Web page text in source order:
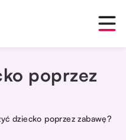
poprzez
dziecko poprzez zabawę?